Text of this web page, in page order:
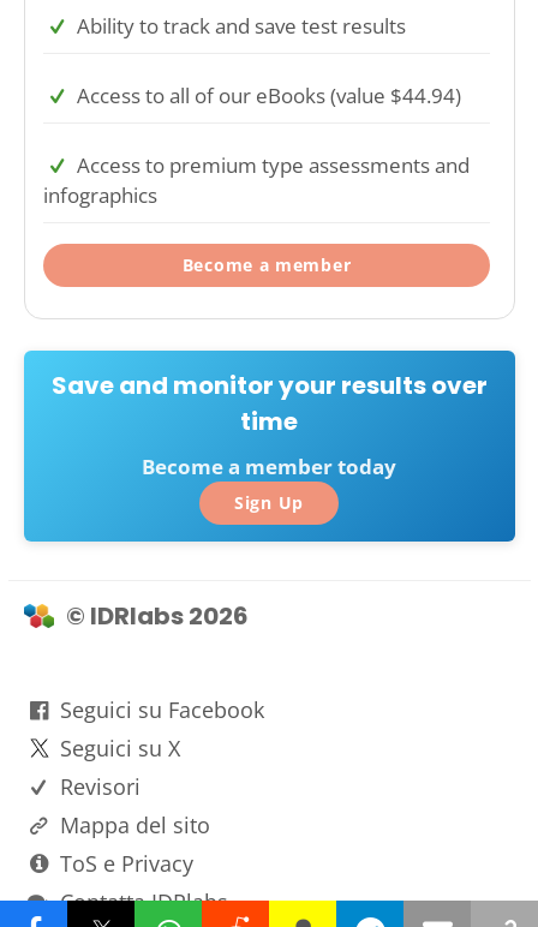
Ability to track and save test results
Access to all of our eBooks (value $44.94)
Access to premium type assessments and
infographics
Become a member
Save and monitor your results over
time
Become a member today
Sign Up
© IDRlabs 2026
Seguici su Facebook
Seguici su X
Revisori
Mappa del sito
ToS e Privacy
Contatta IDRlabs